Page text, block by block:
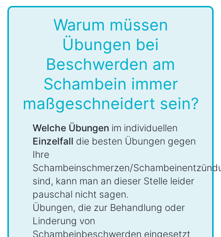
Warum müssen
Übungen bei
Beschwerden am
Schambein immer
maßgeschneidert sein?
Welche Übungen im individuellen
Einzelfall die besten Übungen gegen
Ihre
Schambeinschmerzen/
sind, kann man an dieser Stelle leider
pauschal nicht sagen.
Übungen, die zur Behandlung oder
Linderung von
Schambeinbeschwerden eingesetzt